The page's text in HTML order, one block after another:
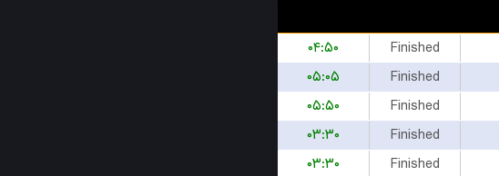
Finished
۰۴:۵۰
Finished
۰۵:۰۵
Finished
۰۵:۵۰
Finished
۰۳:۳۰
Finished
۰۳:۳۰